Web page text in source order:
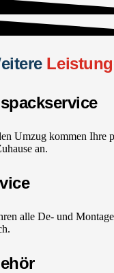
Umzug kommen Ihre
an.
alle De- und